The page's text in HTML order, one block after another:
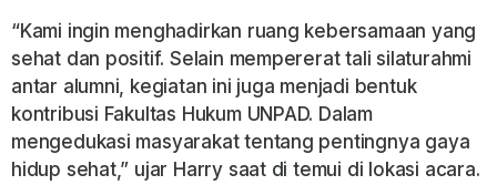
“Kami ingin menghadirkan ruang kebersamaan yang
sehat dan positif. Selain mempererat tali silaturahmi
antar alumni, kegiatan ini juga menjadi bentuk
kontribusi Fakultas Hukum UNPAD. Dalam
mengedukasi masyarakat tentang pentingnya gaya
hidup sehat,” ujar Harry saat di temui di lokasi acara.